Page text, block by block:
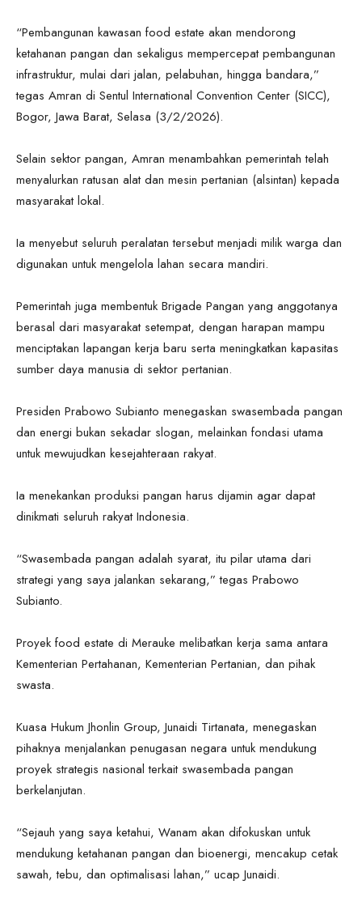
“Pembangunan kawasan food estate akan mendorong
ketahanan pangan dan sekaligus mempercepat pembangunan
infrastruktur, mulai dari jalan, pelabuhan, hingga bandara,”
tegas Amran di Sentul International Convention Center (SICC),
Bogor, Jawa Barat, Selasa (3/2/2026).
Selain sektor pangan, Amran menambahkan pemerintah telah
menyalurkan ratusan alat dan mesin pertanian (alsintan) kepada
masyarakat lokal.
Ia menyebut seluruh peralatan tersebut menjadi milik warga dan
digunakan untuk mengelola lahan secara mandiri.
Pemerintah juga membentuk Brigade Pangan yang anggotanya
berasal dari masyarakat setempat, dengan harapan mampu
menciptakan lapangan kerja baru serta meningkatkan kapasitas
sumber daya manusia di sektor pertanian.
Presiden Prabowo Subianto menegaskan swasembada pangan
dan energi bukan sekadar slogan, melainkan fondasi utama
untuk mewujudkan kesejahteraan rakyat.
Ia menekankan produksi pangan harus dijamin agar dapat
dinikmati seluruh rakyat Indonesia.
“Swasembada pangan adalah syarat, itu pilar utama dari
strategi yang saya jalankan sekarang,” tegas Prabowo
Subianto.
Proyek food estate di Merauke melibatkan kerja sama antara
Kementerian Pertahanan, Kementerian Pertanian, dan pihak
swasta.
Kuasa Hukum Jhonlin Group, Junaidi Tirtanata, menegaskan
pihaknya menjalankan penugasan negara untuk mendukung
proyek strategis nasional terkait swasembada pangan
berkelanjutan.
“Sejauh yang saya ketahui, Wanam akan difokuskan untuk
mendukung ketahanan pangan dan bioenergi, mencakup cetak
sawah, tebu, dan optimalisasi lahan,” ucap Junaidi.